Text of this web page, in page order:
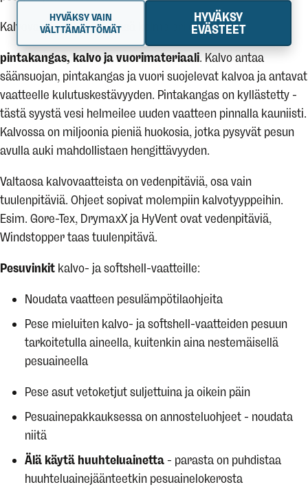
Kalvovaatteissa on yleensä kolme eri osaa:
pintakangas, kalvo ja vuorimateriaali. Kalvo antaa
säänsuojan, pintakangas ja vuori suojelevat kalvoa ja antavat
vaatteelle kulutuskestävyyden. Pintakangas on kyllästetty -
tästä syystä vesi helmeilee uuden vaatteen pinnalla kauniisti.
Kalvossa on miljoonia pieniä huokosia, jotka pysyvät pesun
avulla auki mahdollistaen hengittävyyden.
Valtaosa kalvovaatteista on vedenpitäviä, osa vain
tuulenpitäviä. Ohjeet sopivat molempiin kalvotyyppeihin.
Esim. Gore-Tex, DrymaxX ja HyVent ovat vedenpitäviä,
Windstopper taas tuulenpitävä.
Pesuvinkit kalvo- ja softshell-vaatteille:
Noudata vaatteen pesulämpötilaohjeita
Pese mieluiten kalvo- ja softshell-vaatteiden pesuun
tarkoitetulla aineella, kuitenkin aina nestemäisellä
pesuaineella
Pese asut vetoketjut suljettuina ja oikein päin
Pesuainepakkauksessa on annosteluohjeet - noudata
niitä
Älä käytä huuhteluainetta - parasta on puhdistaa
huuhteluainejäänteetkin pesuainelokerosta
HYVÄKSY
EVÄSTEET
HYVÄKSY VAIN
VÄLTTÄMÄTTÖMÄT